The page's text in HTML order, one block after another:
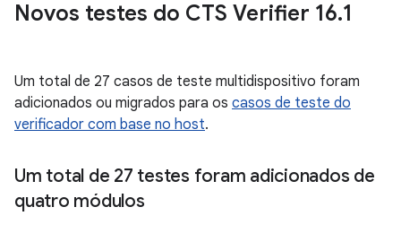
Novos testes do CTS Verifier 16.1
Um total de 27 casos de teste multidispositivo foram
adicionados ou migrados para os casos de teste do
verificador com base no host.
Um total de 27 testes foram adicionados de
quatro módulos